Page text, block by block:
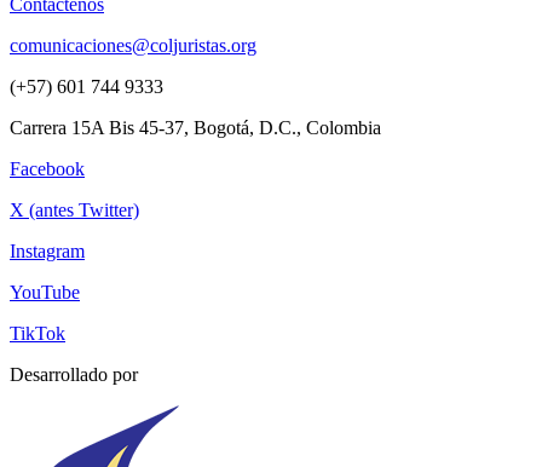
Contáctenos
comunicaciones@coljuristas.org
(+57) 601 744 9333
Carrera 15A Bis 45-37, Bogotá, D.C., Colombia
Facebook
X (antes Twitter)
Instagram
YouTube
TikTok
Desarrollado por